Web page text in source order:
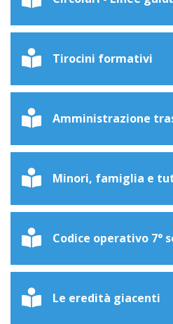
Tirocini formativi
Amministrazione
Minori, famiglia e
Codice operativo 7°
Le eredità giacenti